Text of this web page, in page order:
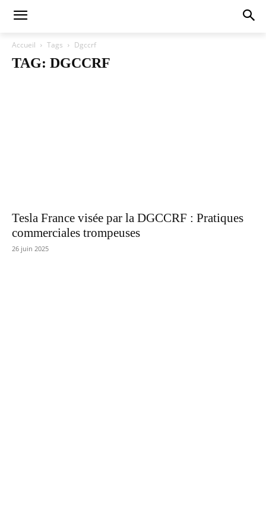
Accueil Tags Dgccrf
TAG: DGCCRF
Tesla France visée par la DGCCRF : Pratiques
commerciales trompeuses
26 juin 2025